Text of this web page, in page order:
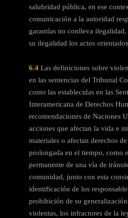
salubridad pública, en ese
comunicación a la autoridad
garantías no conlleva
su ilegalidad los actos
6.4 Las definiciones sobre
en las sentencias del Tribunal
como las establecidas en las
Interamericana de Derechos
recomendaciones de Naciones
acciones que afectan la vida e
materiales o afectan derechos
prolongada en el tiempo, como
permanente de una vía de
comunidad, junto con esta
identificación de los
prohibición de su
violentas, los infractores de la